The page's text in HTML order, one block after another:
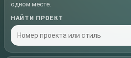
одном месте.
НАЙТИ ПРОЕКТ